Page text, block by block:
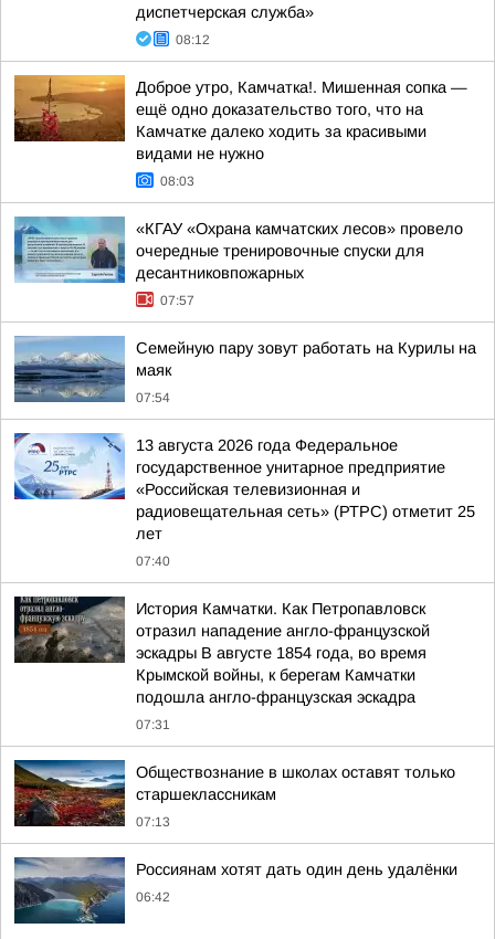
диспетчерская служба»
08:12
Доброе утро, Камчатка!. Мишенная сопка —
ещё одно доказательство того, что на
Камчатке далеко ходить за красивыми
видами не нужно
08:03
«КГАУ «Охрана камчатских лесов» провело
очередные тренировочные спуски для
десантниковпожарных
07:57
Семейную пару зовут работать на Курилы на
маяк
07:54
13 августа 2026 года Федеральное
государственное унитарное предприятие
«Российская телевизионная и
радиовещательная сеть» (РТРС) отметит 25
лет
07:40
История Камчатки. Как Петропавловск
отразил нападение англо-французской
эскадры В августе 1854 года, во время
Крымской войны, к берегам Камчатки
подошла англо-французская эскадра
07:31
Обществознание в школах оставят только
старшеклассникам
07:13
Россиянам хотят дать один день удалёнки
06:42